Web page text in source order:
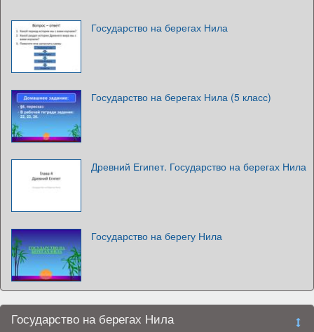
Государство на берегах Нила
Государство на берегах Нила (5 класс)
Древний Египет. Государство на берегах Нила
Государство на берегу Нила
Государство на берегах Нила